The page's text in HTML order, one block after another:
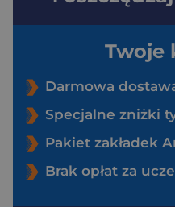
Twoje
Darmowa
Specjalne zniżki
Pakiet zakładek
Brak opłat za